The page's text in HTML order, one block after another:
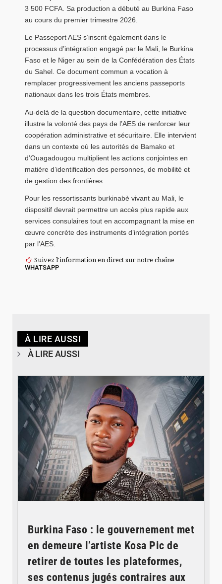
3 500 FCFA. Sa production a débuté au Burkina Faso
au cours du premier trimestre 2026.
Le Passeport AES s’inscrit également dans le
processus d’intégration engagé par le Mali , le Burkina
Faso et le Niger au sein de la Confédération des États
du Sahel. Ce document commun a vocation à
remplacer progressivement les anciens passeports
nationaux dans les trois États membres.
Au-delà de la question documentaire, cette initiative
illustre la volonté des pays de l’AES de renforcer leur
coopération administrative et sécuritaire. Elle intervient
dans un contexte où les autorités de Bamako et
d’Ouagadougou multiplient les actions conjointes en
matière d’identification des personnes, de mobilité et
de gestion des frontières.
Pour les ressortissants burkinabè vivant au Mali, le
dispositif devrait permettre un accès plus rapide aux
services consulaires tout en accompagnant la mise en
œuvre concrète des instruments d’intégration portés
par l’AES.
Suivez l'information en direct sur notre chaîne
WHATSAPP
À LIRE AUSSI
À LIRE AUSSI
Burkina Faso : le gouvernement met
en demeure l’artiste Kosa Pic de
retirer de toutes les plateformes,
ses contenus jugés contraires aux